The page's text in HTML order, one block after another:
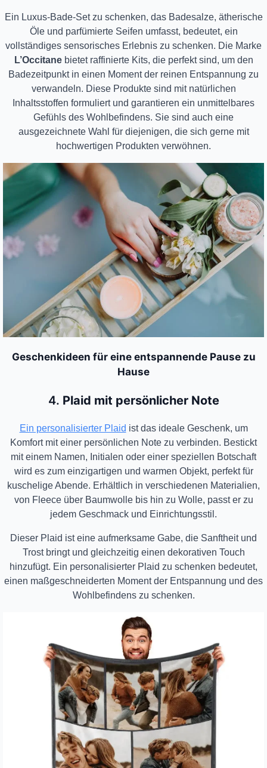
Ein Luxus-Bade-Set zu schenken, das Badesalze, ätherische
Öle und parfümierte Seifen umfasst, bedeutet, ein
vollständiges sensorisches Erlebnis zu schenken. Die Marke
L’Occitanebietet raffinierte Kits, die perfekt sind, um den
Badezeitpunkt in einen Moment der reinen Entspannung zu
verwandeln. Diese Produkte sind mit natürlichen
Inhaltsstoffen formuliert und garantieren ein unmittelbares
Gefühls des Wohlbefindens. Sie sind auch eine
ausgezeichnete Wahl für diejenigen, die sich gerne mit
hochwertigen Produkten verwöhnen.
Geschenkideen für eine entspannende Pause zu
Hause
4. Plaid mit persönlicher Note
Ein personalisierter Plaid ist das ideale Geschenk, um
Komfort mit einer persönlichen Note zu verbinden. Bestickt
mit einem Namen, Initialen oder einer speziellen Botschaft
wird es zum einzigartigen und warmen Objekt, perfekt für
kuschelige Abende. Erhältlich in verschiedenen Materialien,
von Fleece über Baumwolle bis hin zu Wolle, passt er zu
jedem Geschmack und Einrichtungsstil.
Dieser Plaid ist eine aufmerksame Gabe, die Sanftheit und
Trost bringt und gleichzeitig einen dekorativen Touch
hinzufügt. Ein personalisierter Plaid zu schenken bedeutet,
einen maßgeschneiderten Moment der Entspannung und des
Wohlbefindens zu schenken.